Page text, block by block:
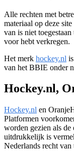
Alle rechten met
materiaal op deze
van is niet
voor hebt verkregen.
Het merk hockey.nl
van het BBIE onder
Hockey.nl,
Hockey.nl en
Platformen
worden gezien als
uitdrukkelijk is
Nederlands recht van